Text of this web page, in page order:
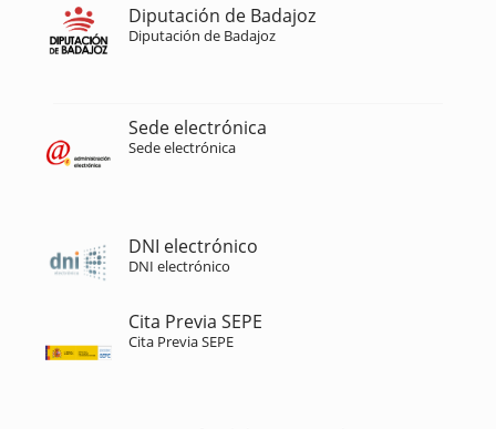
Diputación de Badajoz
Diputación de Badajoz
Sede electrónica
Sede electrónica
DNI electrónico
DNI electrónico
Cita Previa SEPE
Cita Previa SEPE